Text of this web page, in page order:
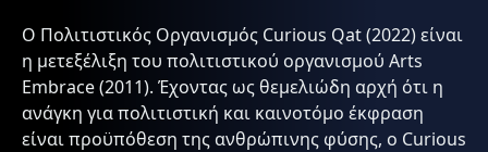
Ο Πολιτιστικός Οργανισμός Curious Qat (2022) είναι
η μετεξέλιξη του πολιτιστικού οργανισμού Arts
Embrace (2011). Έχοντας ως θεμελιώδη αρχή ότι η
ανάγκη για πολιτιστική και καινοτόμο έκφραση
είναι προϋπόθεση της ανθρώπινης φύσης, ο Curious